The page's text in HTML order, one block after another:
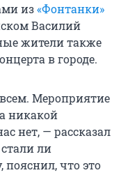
из«Фонтанки»
Василий
жители также
в городе.
Мероприятие
никакой
нет, — рассказал
ли
что это